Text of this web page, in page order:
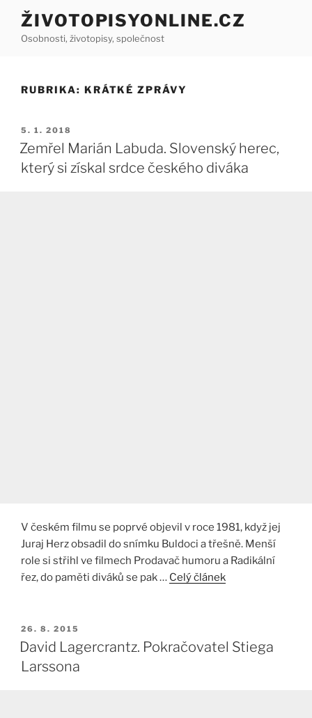
Přejít
obsahu
ŽIVOTOPISYONLINE.CZ
Osobnosti, životopisy, společnost
RUBRIKA: KRÁTKÉ ZPRÁVY
PUBLIKOVÁNO
5. 1. 2018
Zemřel Marián Labuda. Slovenský herec,
který si získal srdce českého diváka
V českém filmu se poprvé objevil v roce 1981, když jej
Juraj Herz obsadil do snímku Buldoci a třešně. Menší
role si střihl ve filmech Prodavač humoru a Radikální
řez, do paměti diváků se pak … Celý článek
PUBLIKOVÁNO
26. 8. 2015
David Lagercrantz. Pokračovatel Stiega
Larssona